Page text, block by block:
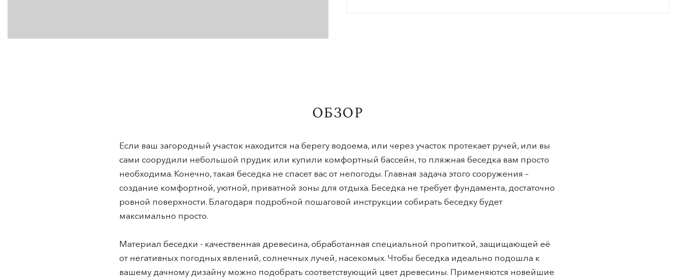
ОБЗОР
Если ваш загородный участок находится на берегу водоема, или через участок протекает ручей, или вы
сами соорудили небольшой прудик или купили комфортный бассейн, то пляжная беседка вам просто
необходима. Конечно, такая беседка не спасет вас от непогоды. Главная задача этого сооружения –
создание комфортной, уютной, приватной зоны для отдыха. Беседка не требует фундамента, достаточно
ровной поверхности. Благодаря подробной пошаговой инструкции собирать беседку будет
максимально просто.
Материал беседки - качественная древесина, обработанная специальной пропиткой, защищающей её
от негативных погодных явлений, солнечных лучей, насекомых. Чтобы беседка идеально подошла к
вашему дачному дизайну можно подобрать соответствующий цвет древесины. Применяются новейшие